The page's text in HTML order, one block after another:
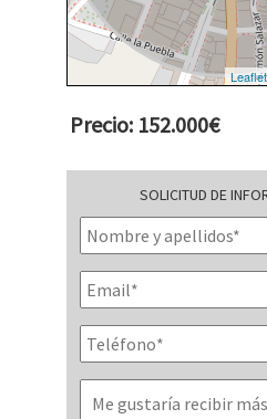
Leaflet
Precio: 152.000€
SOLICITUD DE